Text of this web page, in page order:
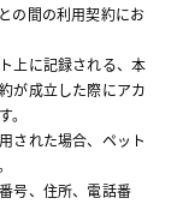
の間の利用契約にお
上に記録される、本
が成立した際にアカ
された場合、ペット
号、住所、電話番